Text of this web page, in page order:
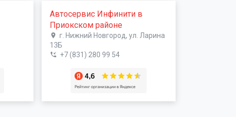
Автосервис Инфинити в
Приокском районе
г. Нижний Новгород, ул. Ларина
13Б
+7 (831) 280 99 54